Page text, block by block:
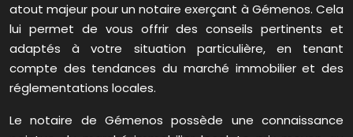
atout majeur pour un notaire exerçant à Gémenos. Cela
lui permet de vous offrir des conseils pertinents et
adaptés à votre situation particulière, en tenant
compte des tendances du marché immobilier et des
réglementations locales.
Le notaire de Gémenos possède une connaissance